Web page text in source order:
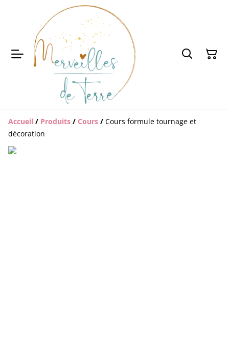
Accueil / Produits / Cours / Cours formule tournage et
décoration